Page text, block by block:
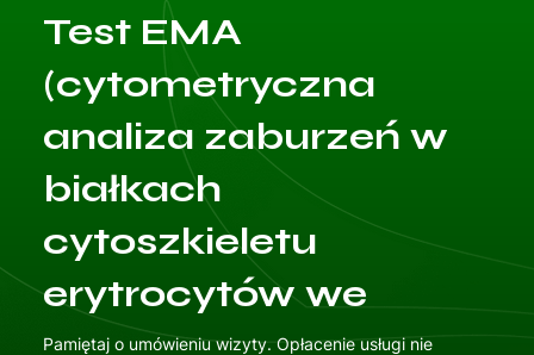
Test EMA
(cytometryczna
analiza zaburzeń w
białkach
cytoszkieletu
erytrocytów we
Pamiętaj o umówieniu wizyty. Opłacenie usługi nie